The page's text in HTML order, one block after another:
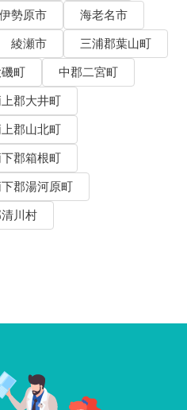
伊勢原市
海老名市
綾瀬市
三浦郡葉山町
町
中郡二宮町
郡大井町
郡山北町
郡箱根町
郡湯河原町
川村